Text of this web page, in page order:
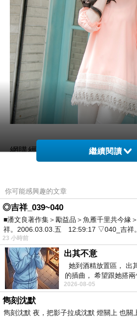
網購經驗10多年的我在想0331
於是我參考了其他網友0331新
料拼接布蕾絲下襬長版上衣．3
得分享!
上網找了很多0331新品 甜美細
蕾絲下襬長版上衣．3色評論跟
裡買最便宜划算，發現它真的很
繼續閱讀
你可能感興趣的文章
◎吉祥_039~040
■潘文良著作集＞勵益品＞魚雁千里共今緣
祥。2006.03.03.五 12:59:17 ▽040_吉
23 小時前
出其不意
她到酒精放置區， 出
的插曲， 希望跟她搭
著阿弟丟拉基
2026-08-05
雋刻沈默
雋刻沈默 夜，把影子拉成沈默 燈關上 也關